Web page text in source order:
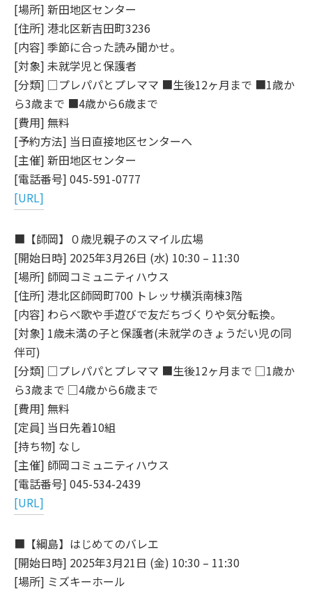
[場所] 新田地区センター
[住所] 港北区新吉田町3236
[内容] 季節に合った読み聞かせ。
[対象] 未就学児と保護者
[分類] □プレパパとプレママ ■生後12ヶ月まで ■1歳か
ら3歳まで ■4歳から6歳まで
[費用] 無料
[予約方法] 当日直接地区センターへ
[主催] 新田地区センター
[電話番号] 045-591-0777
[URL]
■【師岡】０歳児親子のスマイル広場
[開始日時] 2025年3月26日 (水) 10:30 – 11:30
[場所] 師岡コミュニティハウス
[住所] 港北区師岡町700 トレッサ横浜南棟3階
[内容] わらべ歌や手遊びで友だちづくりや気分転換。
[対象] 1歳未満の子と保護者(未就学のきょうだい児の同
伴可)
[分類] □プレパパとプレママ ■生後12ヶ月まで □1歳か
ら3歳まで □4歳から6歳まで
[費用] 無料
[定員] 当日先着10組
[持ち物] なし
[主催] 師岡コミュニティハウス
[電話番号] 045-534-2439
[URL]
■【綱島】はじめてのバレエ
[開始日時] 2025年3月21日 (金) 10:30 – 11:30
[場所] ミズキーホール